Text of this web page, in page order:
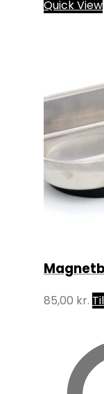
Quick View
85,00 kr.